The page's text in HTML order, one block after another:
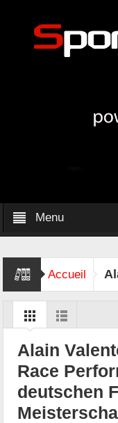
Menu
Accueil
Alain
Race
deutschen